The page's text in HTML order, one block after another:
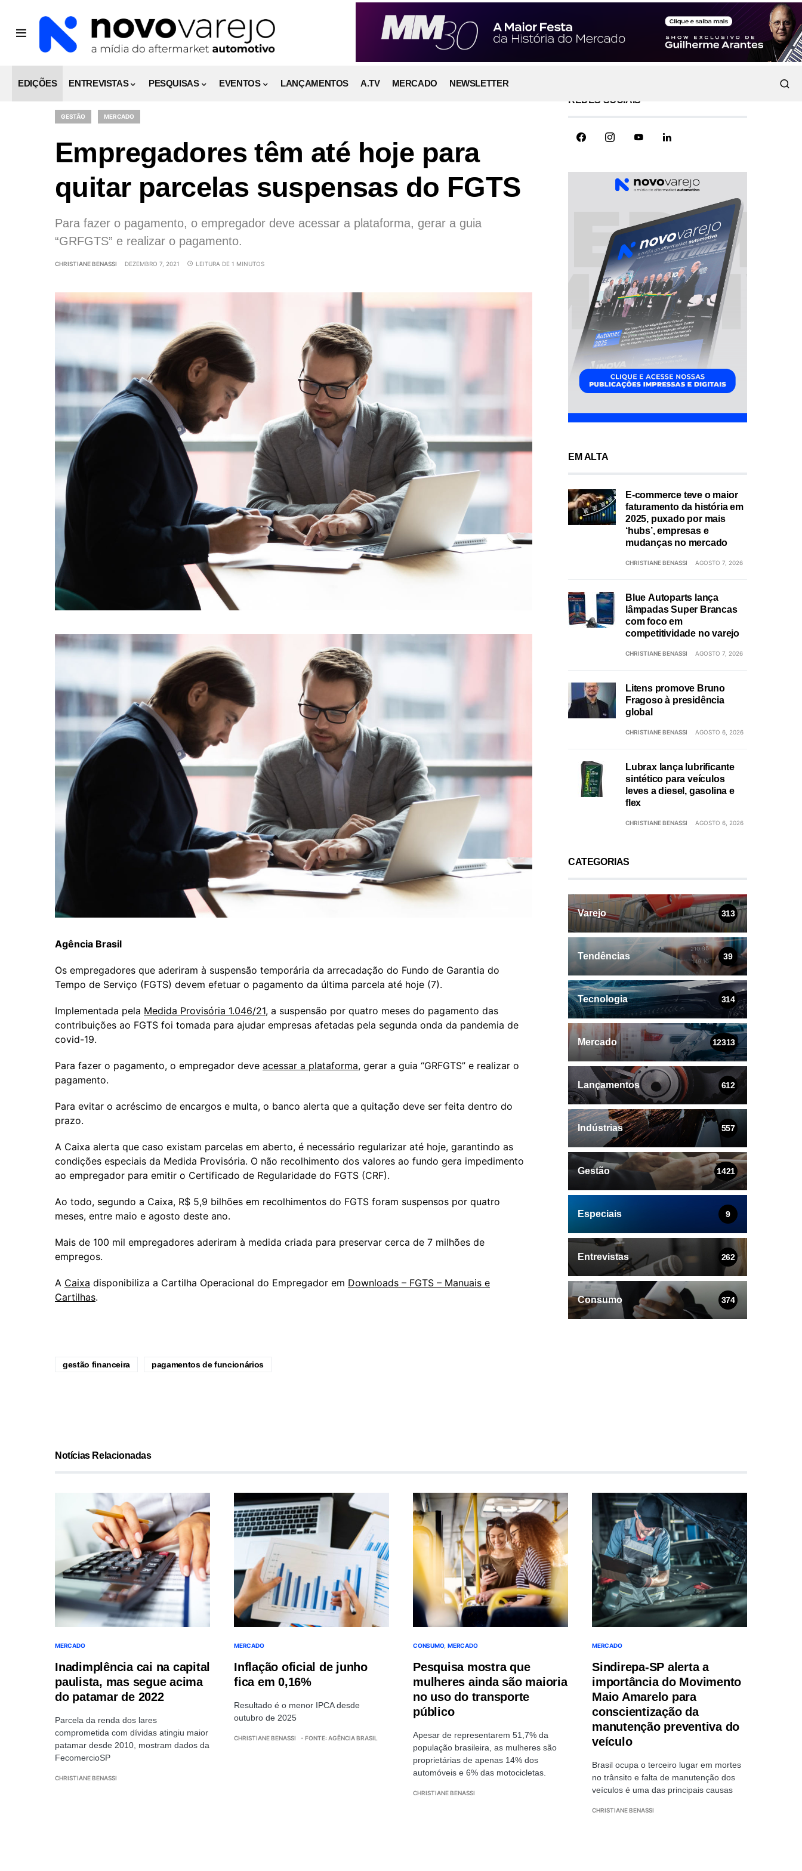
EDIÇÕES ENTREVISTAS PESQUISAS EVENTOS LANÇAMENTOS A.TV MERCADO NEWSLETTER
GESTÃO MERCADO
Empregadores têm até hoje para
quitar parcelas suspensas do FGTS
Para fazer o pagamento, o empregador deve acessar a plataforma, gerar a guia
“GRFGTS” e realizar o pagamento.
CHRISTIANE BENASSI DEZEMBRO 7, 2021 LEITURA DE 1 MINUTOS
Agência Brasil
Os empregadores que aderiram à suspensão temporária da arrecadação do Fundo de Garantia do
Tempo de Serviço (FGTS) devem efetuar o pagamento da última parcela até hoje (7).
Implementada pela Medida Provisória 1.046/21, a suspensão por quatro meses do pagamento das
contribuições ao FGTS foi tomada para ajudar empresas afetadas pela segunda onda da pandemia de
covid-19.
Para fazer o pagamento, o empregador deve acessar a plataforma, gerar a guia “GRFGTS” e realizar o
pagamento.
Para evitar o acréscimo de encargos e multa, o banco alerta que a quitação deve ser feita dentro do
prazo.
A Caixa alerta que caso existam parcelas em aberto, é necessário regularizar até hoje, garantindo as
condições especiais da Medida Provisória. O não recolhimento dos valores ao fundo gera impedimento
ao empregador para emitir o Certificado de Regularidade do FGTS (CRF).
Ao todo, segundo a Caixa, R$ 5,9 bilhões em recolhimentos do FGTS foram suspensos por quatro
meses, entre maio e agosto deste ano.
Mais de 100 mil empregadores aderiram à medida criada para preservar cerca de 7 milhões de
empregos.
A Caixa disponibiliza a Cartilha Operacional do Empregador em Downloads – FGTS – Manuais e
Cartilhas.
gestão financeira pagamentos de funcionários
REDES SOCIAIS
EM ALTA
E-commerce teve o maior
faturamento da história em
2025, puxado por mais
‘hubs’, empresas e
mudanças no mercado
CHRISTIANE BENASSI AGOSTO 7, 2026
Blue Autoparts lança
lâmpadas Super Brancas
com foco em
competitividade no varejo
CHRISTIANE BENASSI AGOSTO 7, 2026
Litens promove Bruno
Fragoso à presidência
global
CHRISTIANE BENASSI AGOSTO 6, 2026
Lubrax lança lubrificante
sintético para veículos
leves a diesel, gasolina e
flex
CHRISTIANE BENASSI AGOSTO 6, 2026
CATEGORIAS
Varejo 313
Tendências 39
Tecnologia 314
Mercado 12313
Lançamentos 612
Indústrias 557
Gestão 1421
Especiais 9
Entrevistas 262
Consumo 374
Notícias Relacionadas
MERCADO
Inadimplência cai na capital
paulista, mas segue acima
do patamar de 2022
Parcela da renda dos lares
comprometida com dívidas atingiu maior
patamar desde 2010, mostram dados da
FecomercioSP
CHRISTIANE BENASSI
MERCADO
Inflação oficial de junho
fica em 0,16%
Resultado é o menor IPCA desde
outubro de 2025
CHRISTIANE BENASSI - FONTE: AGÊNCIA BRASIL
CONSUMO MERCADO
Pesquisa mostra que
mulheres ainda são maioria
no uso do transporte
público
Apesar de representarem 51,7% da
população brasileira, as mulheres são
proprietárias de apenas 14% dos
automóveis e 6% das motocicletas.
CHRISTIANE BENASSI
MERCADO
Sindirepa-SP alerta a
importância do Movimento
Maio Amarelo para
conscientização da
manutenção preventiva do
veículo
Brasil ocupa o terceiro lugar em mortes
no trânsito e falta de manutenção dos
veículos é uma das principais causas
CHRISTIANE BENASSI